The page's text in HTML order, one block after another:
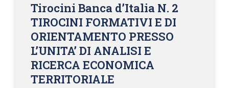
Tirocini Banca d’Italia N. 2
TIROCINI FORMATIVI E DI
ORIENTAMENTO PRESSO
L’UNITA’ DI ANALISI E
RICERCA ECONOMICA
TERRITORIALE